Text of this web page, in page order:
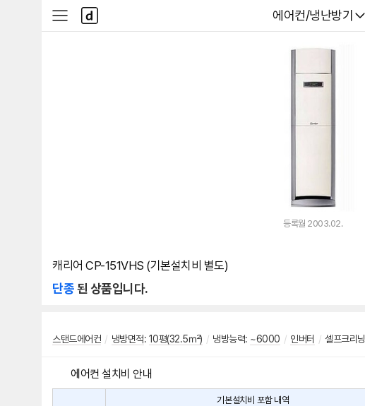
다나와
에어컨/냉난방기
사
이
다
나
와
등록월 2003.02.
캐리어 CP-151VHS (기본설치비 별도)
단종된 상품입니다.
스탠드에어컨 / 냉방면적: 10평(32.5㎡) / 냉방능력: ~6000 / 인버터 / 셀프크리닝
에어컨 설치비 안내
기본설치비 포함 내역